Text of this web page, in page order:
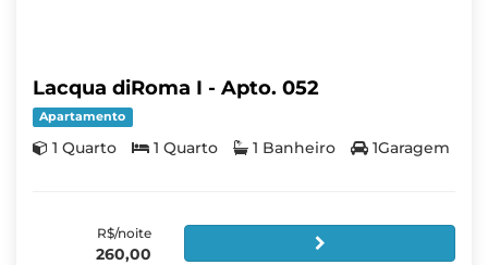
Lacqua diRoma I - Apto. 052
Apartamento
1 Quarto 1 Quarto 1 Banheiro 1Garagem
R$/noite
260,00